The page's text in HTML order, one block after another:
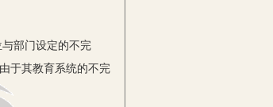
部门设定的不完
于其教育系统的不完